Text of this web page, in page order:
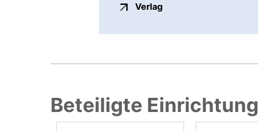
Verlagexterner Link, öffnet
Beteiligte